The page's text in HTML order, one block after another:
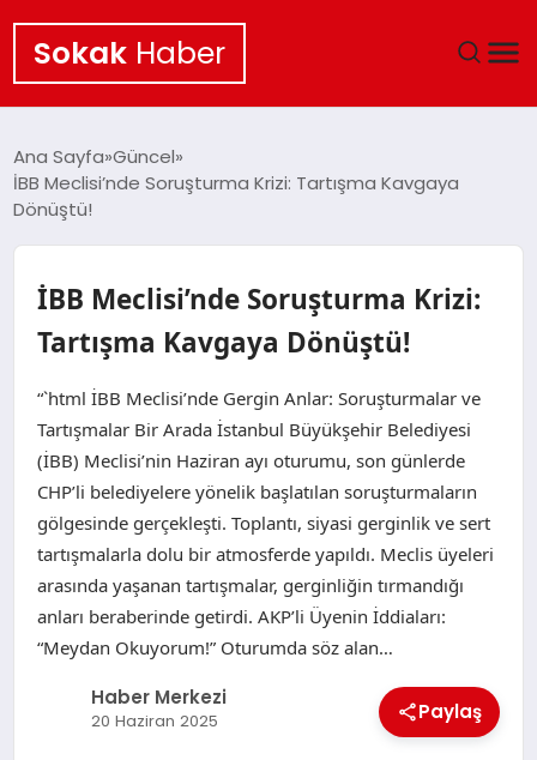
Sokak Haber
EKONOMI
KÜLTÜR SANAT
SAĞLIK
Ana Sayfa Güncel
İBB Meclisi’nde Soruşturma Krizi: Tartışma Kavgaya
Dönüştü!
İBB Meclisi’nde Soruşturma Krizi:
Tartışma Kavgaya Dönüştü!
“`html İBB Meclisi’nde Gergin Anlar: Soruşturmalar ve
Tartışmalar Bir Arada İstanbul Büyükşehir Belediyesi
(İBB) Meclisi’nin Haziran ayı oturumu, son günlerde
CHP’li belediyelere yönelik başlatılan soruşturmaların
gölgesinde gerçekleşti. Toplantı, siyasi gerginlik ve sert
tartışmalarla dolu bir atmosferde yapıldı. Meclis üyeleri
arasında yaşanan tartışmalar, gerginliğin tırmandığı
anları beraberinde getirdi. AKP’li Üyenin İddiaları:
“Meydan Okuyorum!” Oturumda söz alan…
Haber Merkezi
20 Haziran 2025 Paylaş